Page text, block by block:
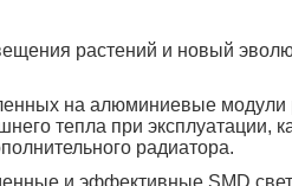
растений и новый
на алюминиевые
тепла при эксплуатации,
радиатора.
и эффективные SMD